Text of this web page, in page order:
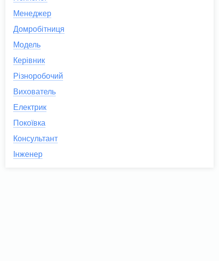
Менеджер
Домробітниця
Модель
Керівник
Різноробочий
Вихователь
Електрик
Покоївка
Консультант
Інженер